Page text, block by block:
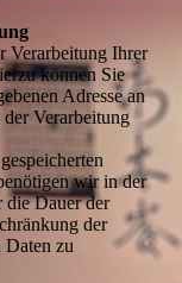
Verarbeitung Ihrer
können Sie
Adresse an
Verarbeitung
wir in der
die Dauer der
der
Daten zu